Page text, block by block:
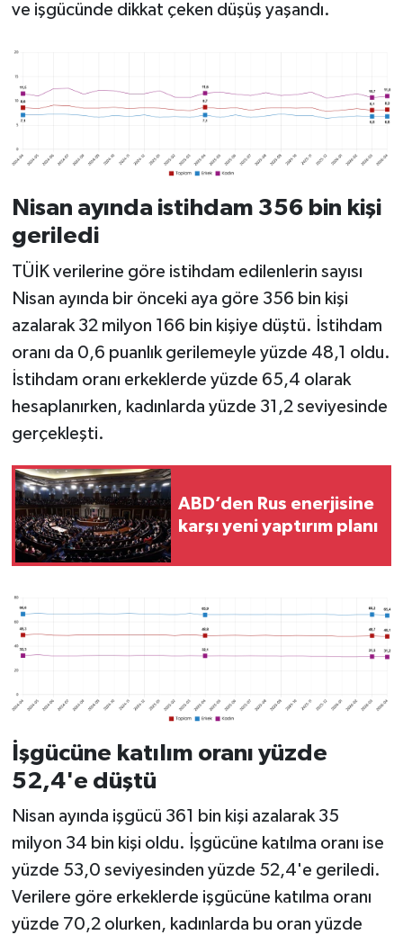
ve işgücünde dikkat çeken düşüş yaşandı.
Nisan ayında istihdam 356 bin kişi
geriledi
TÜİK verilerine göre istihdam edilenlerin sayısı
Nisan ayında bir önceki aya göre 356 bin kişi
azalarak 32 milyon 166 bin kişiye düştü. İstihdam
oranı da 0,6 puanlık gerilemeyle yüzde 48,1 oldu.
İstihdam oranı erkeklerde yüzde 65,4 olarak
hesaplanırken, kadınlarda yüzde 31,2 seviyesinde
gerçekleşti.
ABD’den Rus enerjisine
karşı yeni yaptırım planı
İşgücüne katılım oranı yüzde
52,4'e düştü
Nisan ayında işgücü 361 bin kişi azalarak 35
milyon 34 bin kişi oldu. İşgücüne katılma oranı ise
yüzde 53,0 seviyesinden yüzde 52,4'e geriledi.
Verilere göre erkeklerde işgücüne katılma oranı
yüzde 70,2 olurken, kadınlarda bu oran yüzde